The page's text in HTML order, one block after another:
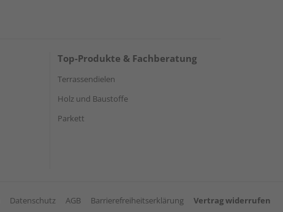
Top-Produkte & Fachberatung
Terrassendielen
Holz und Baustoffe
Parkett
Datenschutz AGB Barrierefreiheitserklärung Vertrag widerrufen